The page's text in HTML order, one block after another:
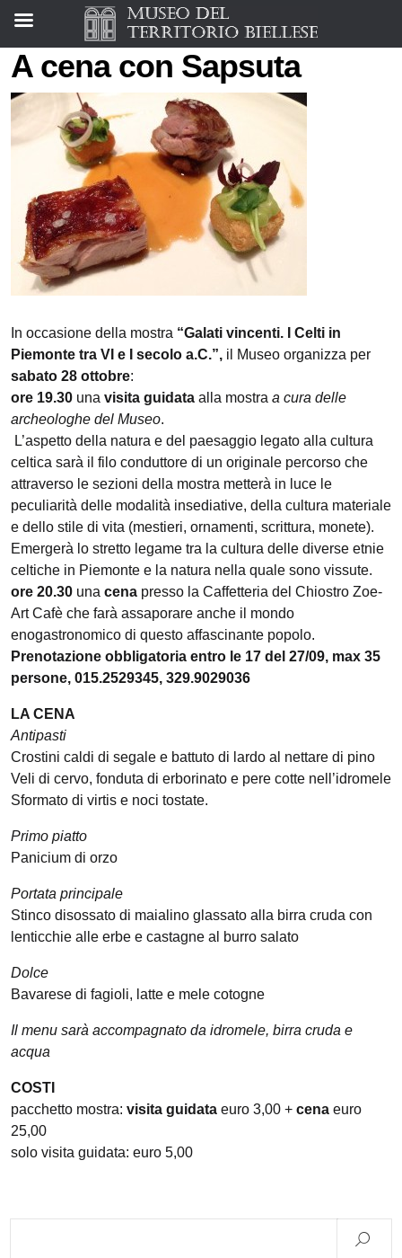
A cena con Sapsuta
In occasione della mostra “Galati vincenti. I Celti in
Piemonte tra VI e I secolo a.C.”, il Museo organizza per
sabato 28 ottobre:
ore 19.30 una visita guidata alla mostra a cura delle
archeologhe del Museo.
L’aspetto della natura e del paesaggio legato alla cultura
celtica sarà il filo conduttore di un originale percorso che
attraverso le sezioni della mostra metterà in luce le
peculiarità delle modalità insediative, della cultura materiale
e dello stile di vita (mestieri, ornamenti, scrittura, monete).
Emergerà lo stretto legame tra la cultura delle diverse etnie
celtiche in Piemonte e la natura nella quale sono vissute.
ore 20.30 una cena presso la Caffetteria del Chiostro Zoe-
Art Cafè che farà assaporare anche il mondo
enogastronomico di questo affascinante popolo.
Prenotazione obbligatoria entro le 17 del 27/09, max 35
persone, 015.2529345, 329.9029036
LA CENA
Antipasti
Crostini caldi di segale e battuto di lardo al nettare di pino
Veli di cervo, fonduta di erborinato e pere cotte nell’idromele
Sformato di virtis e noci tostate.
Primo piatto
Panicium di orzo
Portata principale
Stinco disossato di maialino glassato alla birra cruda con
lenticchie alle erbe e castagne al burro salato
Dolce
Bavarese di fagioli, latte e mele cotogne
Il menu sarà accompagnato da idromele, birra cruda e
acqua
COSTI
pacchetto mostra: visita guidata euro 3,00 + cena euro
25,00
solo visita guidata: euro 5,00